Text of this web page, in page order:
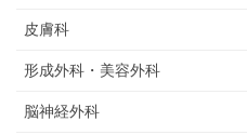
皮膚科
形成外科・美容外科
脳神経外科